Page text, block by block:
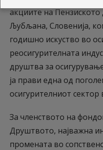
акциите на
Љубљана, Словенија,
годишно искуство во
реосигурителната
друштва за
ја прави една од
осигурителниот сектор
За членството на
Друштвото, најважна
промената во